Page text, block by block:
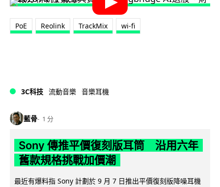
PoE Reolink TrackMix wi-fi
3C科技 流動音樂 音樂耳機
藍骨 1 分
Sony 傳推平價復刻版耳筒 沿用六年
舊款規格挑戰加價潮
最近有爆料指 Sony 計劃於 9 月 7 日推出平價復刻版降噪耳機